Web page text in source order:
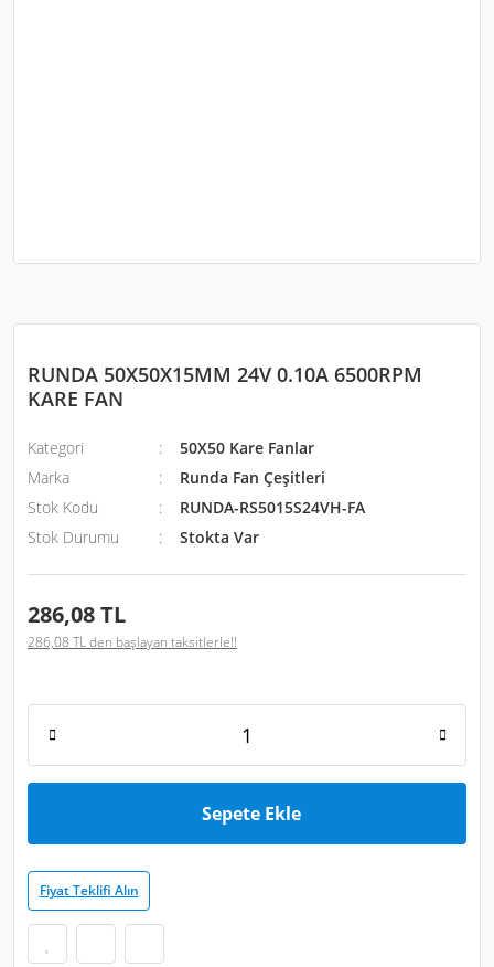
RUNDA 50X50X15MM 24V 0.10A 6500RPM
KARE FAN
Kategori
50X50 Kare Fanlar
Marka
Runda Fan Çeşitleri
Stok Kodu
RUNDA-RS5015S24VH-FA
Stok Durumu
Stokta Var
286,08 TL
286,08 TL den başlayan taksitlerle!!
Sepete Ekle
Fiyat Teklifi Alın